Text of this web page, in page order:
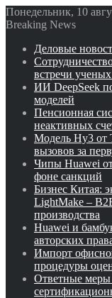
Понедельник, 10
Breaking News
Деловые
встречи
ИИ DeepSeek
моделей
Пенсионная
неактивных
Модель Hy3 от
вызовов за
Чипы Huawei
фоне санкций
Бизнес Китая:
LightMake –
производства
Huawei и
авторских
Импорт
процедуры
Ответные меры